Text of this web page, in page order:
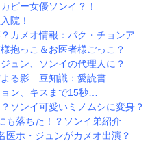
ピー女優ソンイ？！
院！
カメオ情報：パク・チョンア
抱っこ＆お医者様ごっこ？
ュン、ソンイの代理人に？
よる影…豆知識：愛読書
ン、キスまで15秒…
ソンイ可愛いミノムシに変身？
も落ちた！？ソンイ弟紹介
医ホ・ジュンがカメオ出演？